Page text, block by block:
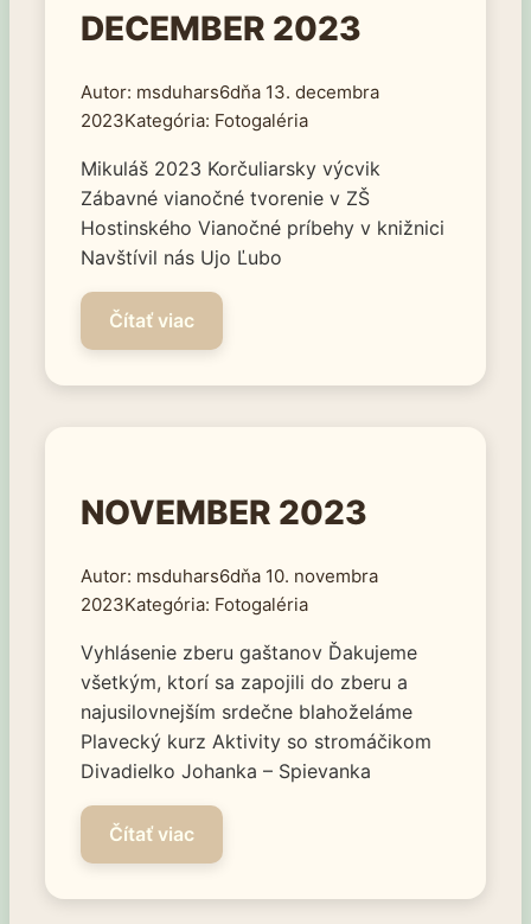
DECEMBER 2023
msduhars6
13. decembra
2023
Fotogaléria
Mikuláš 2023 Korčuliarsky výcvik
Zábavné vianočné tvorenie v ZŠ
Hostinského Vianočné príbehy v knižnici
Navštívil nás Ujo Ľubo
NOVEMBER 2023
msduhars6
10. novembra
2023
Fotogaléria
Vyhlásenie zberu gaštanov Ďakujeme
všetkým, ktorí sa zapojili do zberu a
najusilovnejším srdečne blahoželáme
Plavecký kurz Aktivity so stromáčikom
Divadielko Johanka – Spievanka